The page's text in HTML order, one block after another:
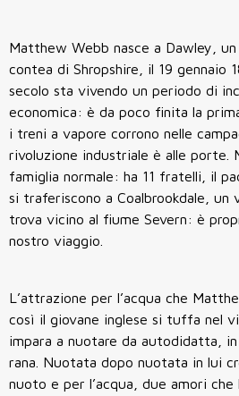
Matthew Webb nasce a Dawley,
contea di Shropshire, il 19 gennaio
secolo sta vivendo un periodo di
economica: è da poco finita la
i treni a vapore corrono nelle
rivoluzione industriale è alle porte.
famiglia normale: ha 11 fratelli, il
si traferiscono a Coalbrookdale, un
trova vicino al fiume Severn: è
nostro viaggio.
L’attrazione per l’acqua che
così il giovane inglese si tuffa nel
impara a nuotare da autodidatta,
rana. Nuotata dopo nuotata in lui
nuoto e per l’acqua, due amori che